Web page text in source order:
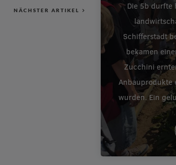
NÄCHSTER ARTIKEL
Die 5b durfte
Schifferstadt
bekamen
Zucchini
Anbauprodukte
wurden. Ein